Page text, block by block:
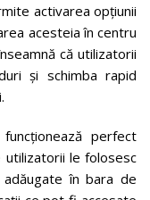
activarea opțiunii
acesteia în centru
că utilizatorii
și schimba rapid
perfect
utilizatorii le folosesc
în bara de